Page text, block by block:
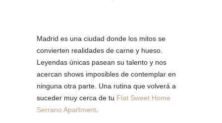
Madrid es una ciudad donde los mitos se
convierten realidades de carne y hueso.
Leyendas únicas pasean su talento y nos
acercan shows imposibles de contemplar en
ninguna otra parte. Una rutina que volverá a
suceder muy cerca de tu Flat Sweet Home
Serrano Apartment